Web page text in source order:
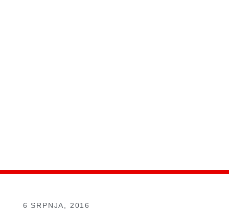
6 SRPNJA, 2016